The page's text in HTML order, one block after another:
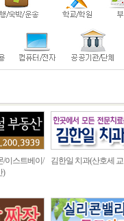
/이스트베이/
)
김한일 치과(산호세